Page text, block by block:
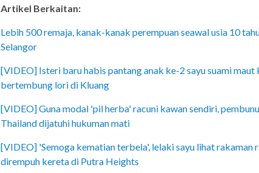
Artikel Berkaitan:
Lebih 500 remaja, kanak-kanak perempuan seawal usia 10
Selangor
[VIDEO] Isteri baru habis pantang anak ke-2 sayu suami maut
bertembung lori di Kluang
[VIDEO] Guna modal 'pil herba' racuni kawan sendiri,
Thailand dijatuhi hukuman mati
[VIDEO] 'Semoga kematian terbela', lelaki sayu lihat rakaman
dirempuh kereta di Putra Heights